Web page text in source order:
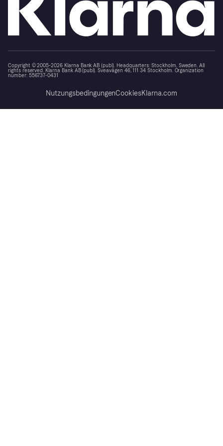
Copyright © 2005-2026 Klarna Bank AB (publ). Headquarters: Stockholm, Sweden. All
rights reserved. Klarna Bank AB (publ). Sveavägen 46, 111 34 Stockholm. Organization
number: 556737-0431
NutzungsbedingungenCookiesKlarna.com